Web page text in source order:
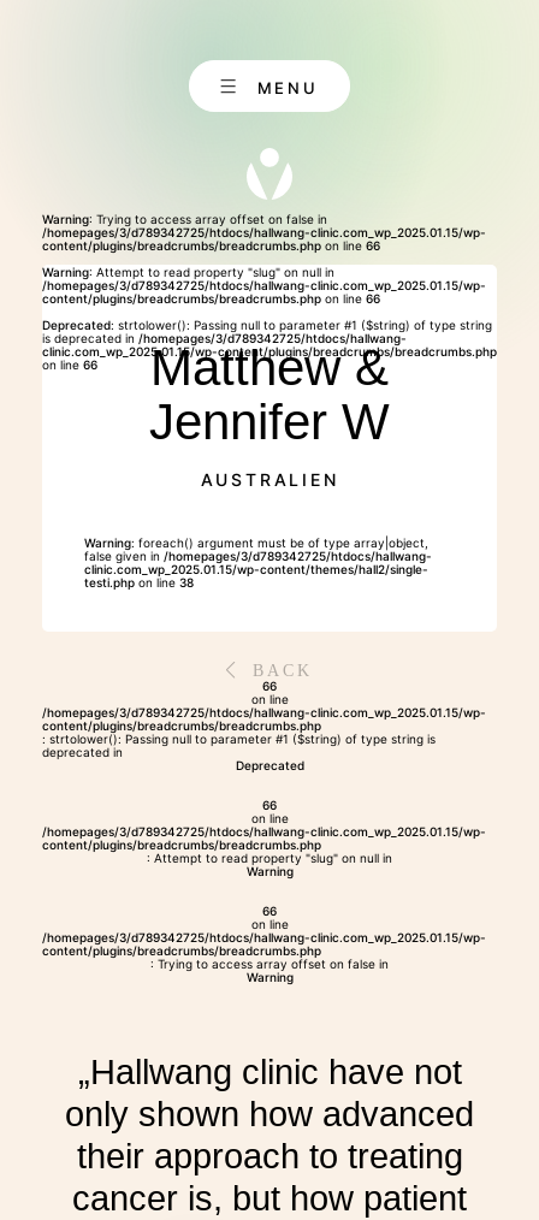
MENU
ABOUT US
THERAPIES
EXPERIENCES
FAQ
Facebook
X YouTubeInstagram
LinkedIn
CONTACT
Warning: Trying to access array offset on false in
/homepages/3/d789342725/htdocs/hallwang-clinic.com_wp_2025.01.15/wp-
content/plugins/breadcrumbs/breadcrumbs.php on line 66
Warning: Attempt to read property "slug" on null in
/homepages/3/d789342725/htdocs/hallwang-clinic.com_wp_2025.01.15/wp-
content/plugins/breadcrumbs/breadcrumbs.php on line 66
Deprecated: strtolower(): Passing null to parameter #1 ($string) of type string
is deprecated in /homepages/3/d789342725/htdocs/hallwang-
clinic.com_wp_2025.01.15/wp-content/plugins/breadcrumbs/breadcrumbs.php
on line 66
„Hallwang clinic have not
only shown how advanced
their approach to treating
cancer is, but how patient
Warning
: Trying to access array offset on false in
/homepages/3/d789342725/htdocs/hallwang-clinic.com_wp_2025.01.15/wp-
content/plugins/breadcrumbs/breadcrumbs.php
on line
66
Warning
: Attempt to read property "slug" on null in
/homepages/3/d789342725/htdocs/hallwang-clinic.com_wp_2025.01.15/wp-
content/plugins/breadcrumbs/breadcrumbs.php
on line
66
Deprecated
: strtolower(): Passing null to parameter #1 ($string) of type string is
deprecated in
/homepages/3/d789342725/htdocs/hallwang-clinic.com_wp_2025.01.15/wp-
content/plugins/breadcrumbs/breadcrumbs.php
on line
66
BACK
Matthew &
Jennifer W
AUSTRALIEN
Warning: foreach() argument must be of type array|object,
false given in /homepages/3/d789342725/htdocs/hallwang-
clinic.com_wp_2025.01.15/wp-content/themes/hall2/single-
testi.php on line 38